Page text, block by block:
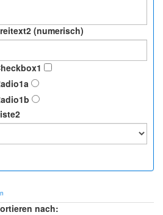
(numerisch)
nach: